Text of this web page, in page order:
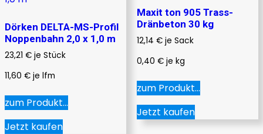
der
Produktseite
Dörken DELTA-MS-Profil
Noppenbahn 2,0 x 1,0 m
23,21 € je Stück
11,60 € je lfm
zum Produkt...
Jetzt kaufen
Maxit ton 905 Trass-
Dränbeton 30 kg
12,14 € je Sack
0,40 €je kg
zum Produkt...
Jetzt kaufen